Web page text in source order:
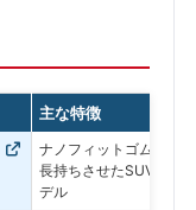
主な特徴
ナノフィットゴムを採
長持ちさせたSUV専用
デル